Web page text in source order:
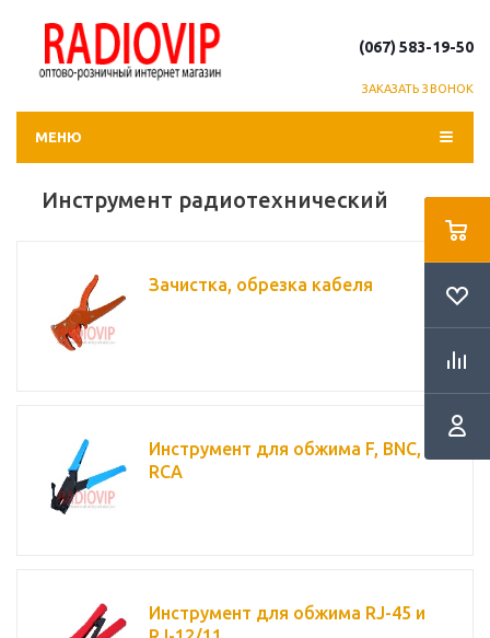
(067) 583-19-50
ЗАКАЗАТЬ ЗВОНОК
МЕНЮ
Инструмент радиотехнический
Зачистка, обрезка кабеля
Инструмент для обжима F, BNC,
RCA
Инструмент для обжима RJ-45 и